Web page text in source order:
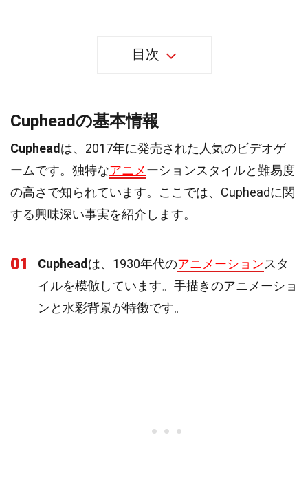
目次
Cupheadの基本情報
Cuphead は、2017年に発売された人気のビデオゲ
ームです。独特なアニメーションスタイルと難易度
の高さで知られています。ここでは、Cupheadに関
する興味深い事実を紹介します。
01 Cuphead は、1930年代のアニメーションスタ
イルを模倣しています。手描きのアニメーショ
ンと水彩背景が特徴です。